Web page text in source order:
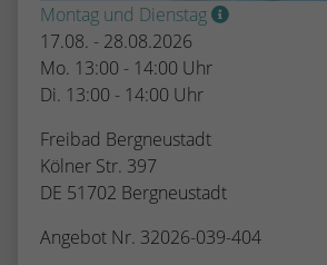
Montag und Dienstag
17.08. - 28.08.2026
Mo. 13:00 - 14:00 Uhr
Di. 13:00 - 14:00 Uhr
Freibad Bergneustadt
Kölner Str. 397
DE 51702 Bergneustadt
Angebot Nr. 32026-039-404